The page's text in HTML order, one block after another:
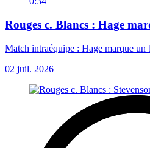
Rouges c. Blancs : Hage
Match intraéquipe : Hage marque un
02 juil. 2026